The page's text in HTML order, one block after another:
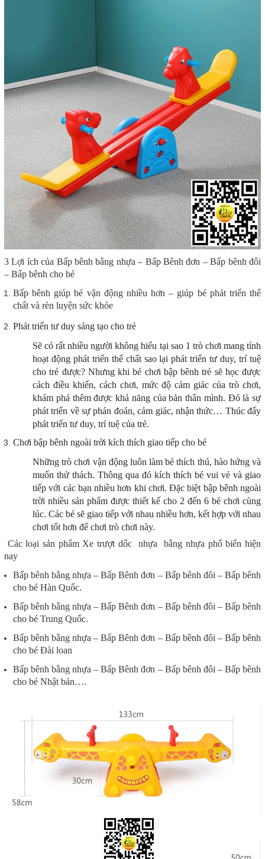
3 Lợi ích của Bấp bênh bằng nhựa – Bấp Bênh đơn – Bấp bênh đôi
– Bấp bênh cho bé
Bấp bênh giúp bé vận động nhiều hơn – giúp bé phát triển thể
chất và rèn luyện sức khỏe
Phát triển tư duy sáng tạo cho trẻ
Sẽ có rất nhiều người không hiểu tại sao 1 trò chơi mang tính
hoạt động phát triển thể chất sao lại phát triển tư duy, trí tuệ
cho trẻ được? Nhưng khi bé chơi bập bênh trẻ sẽ học được
cách điều khiển, cách chơi, mức độ cảm giác của trò chơi,
khám phá thêm được khả năng của bản thân mình. Đó là sự
phát triển về sự phán đoán, cảm giác, nhận thức… Thúc đẩy
phát triển tư duy, trí tuệ của trẻ.
Chơi bập bênh ngoài trời kích thích giao tiếp cho bé
Những trò chơi vận động luôn làm bé thích thú, hào hứng và
muốn thử thách. Thông qua đó kích thích bé vui vẻ và giao
tiếp với các bạn nhiều hơn khi chơi. Đặc biệt bập bênh ngoài
trời nhiều sản phẩm được thiết kế cho 2 đến 6 bé chơi cùng
lúc. Các bé sẽ giao tiếp với nhau nhiều hơn, kết hợp với nhau
chơi tốt hơn để chơi trò chơi này.
Các loại sản phẩm Xe trượt dốc nhựa bằng nhựa phổ biến hiện
nay
Bấp bênh bằng nhựa – Bấp Bênh đơn – Bấp bênh đôi – Bấp bênh
cho bé Hàn Quốc.
Bấp bênh bằng nhựa – Bấp Bênh đơn – Bấp bênh đôi – Bấp bênh
cho bé Trung Quốc.
Bấp bênh bằng nhựa – Bấp Bênh đơn – Bấp bênh đôi – Bấp bênh
cho bé Đài loan
Bấp bênh bằng nhựa – Bấp Bênh đơn – Bấp bênh đôi – Bấp bênh
cho bé Nhật bản….